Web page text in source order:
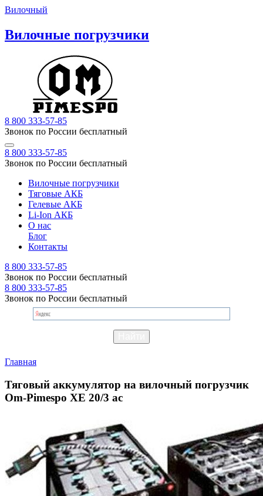
Вилочный
Вилочные погрузчики
8 800 333-57-85
Звонок по России бесплатный
8 800 333-57-85
Звонок по России бесплатный
Вилочные погрузчики
Тяговые АКБ
Гелевые АКБ
Li-Ion АКБ
О нас
Блог
Контакты
8 800 333-57-85
Звонок по России бесплатный
8 800 333-57-85
Звонок по России бесплатный
Главная
Тяговый аккумулятор на вилочный погрузчик
Om-Pimespo XE 20/3 ac